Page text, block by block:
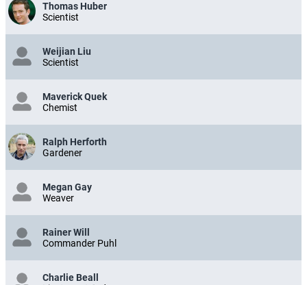
Thomas Huber
Scientist
Weijian Liu
Scientist
Maverick Quek
Chemist
Ralph Herforth
Gardener
Megan Gay
Weaver
Rainer Will
Commander Puhl
Charlie Beall